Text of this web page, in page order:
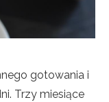
gotowania i
Trzy miesiące